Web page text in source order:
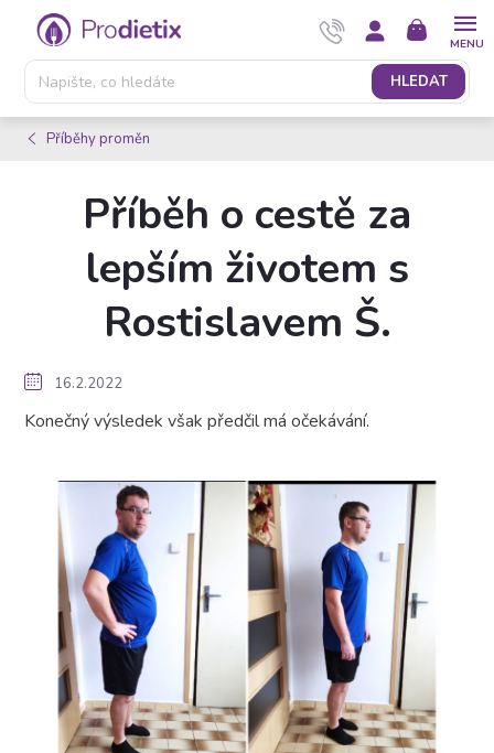
Přejít
obsah
HLEDAT
NÁKUPNÍ
KOŠÍK
Příběhy proměn
Příběh o cestě za
lepším životem s
Rostislavem Š.
16.2.2022
Konečný výsledek však předčil má očekávání.